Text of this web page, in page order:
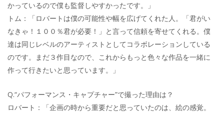
かっているので僕も監督しやすかったです。」
トム：「ロバートは僕の可能性や幅を広げてくれた人。「君がい
なきゃ！１００％君が必要！」と言って信頼を寄せてくれる。僕
達は同じレベルのアーティストとしてコラボレーションしている
のです。まだ３作目なので、これからもっと色々な作品を一緒に
作って行きたいと思っています。」
Q.“パフォーマンス・キャプチャー”で撮った理由は？
ロバート：「企画の時から重要だと思っていたのは、絵の感覚。